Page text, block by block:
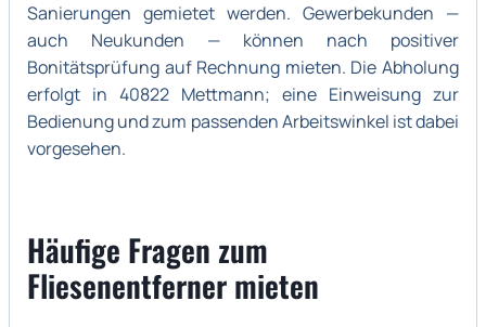
Sanierungen gemietet werden. Gewerbekunden —
auch Neukunden — können nach positiver
Bonitätsprüfung auf Rechnung mieten. Die Abholung
erfolgt in 40822 Mettmann; eine Einweisung zur
Bedienung und zum passenden Arbeitswinkel ist dabei
vorgesehen.
Häufige Fragen zum
Fliesenentferner mieten